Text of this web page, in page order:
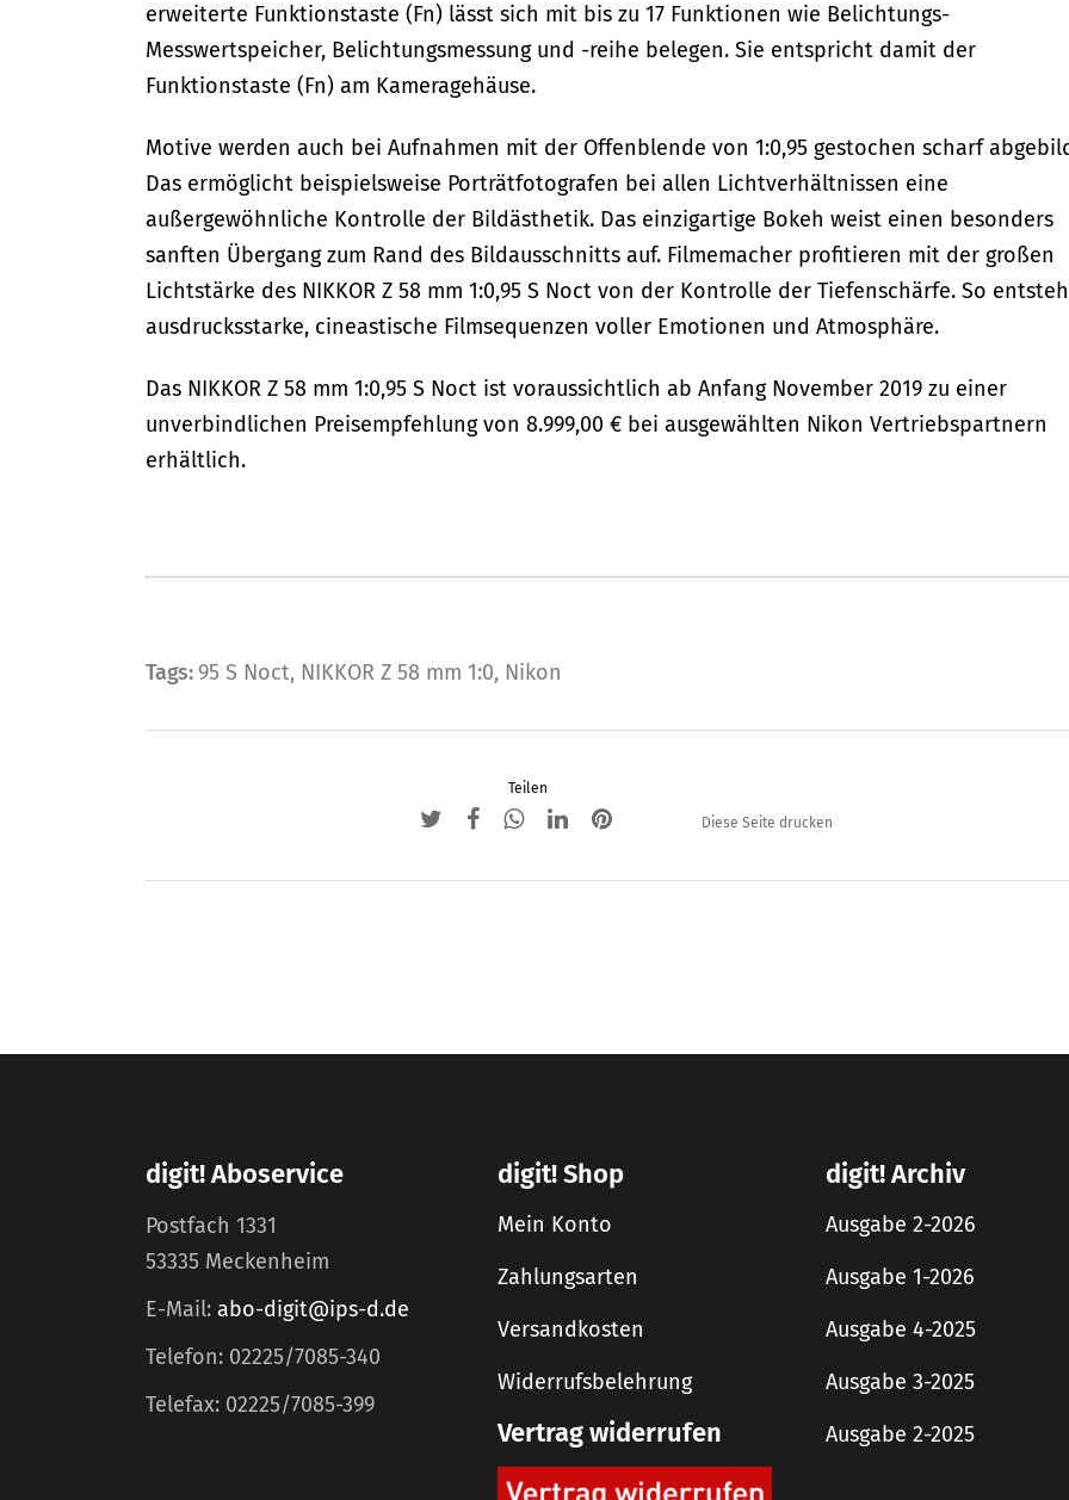
erweiterte Funktionstaste (Fn) lässt sich mit bis zu 17 Funktionen wie Belichtungs-
Messwertspeicher, Belichtungsmessung und -reihe belegen. Sie entspricht damit der
Funktionstaste (Fn) am Kameragehäuse.
Motive werden auch bei Aufnahmen mit der Offenblende von 1:0,95 gestochen scharf
Das ermöglicht beispielsweise Porträtfotografen bei allen Lichtverhältnissen eine
außergewöhnliche Kontrolle der Bildästhetik. Das einzigartige Bokeh weist einen besonders
sanften Übergang zum Rand des Bildausschnitts auf. Filmemacher profitieren mit der großen
Lichtstärke des NIKKOR Z 58 mm 1:0,95 S Noct von der Kontrolle der Tiefenschärfe. So
ausdrucksstarke, cineastische Filmsequenzen voller Emotionen und Atmosphäre.
Das NIKKOR Z 58 mm 1:0,95 S Noct ist voraussichtlich ab Anfang November 2019 zu einer
unverbindlichen Preisempfehlung von 8.999,00 € bei ausgewählten Nikon Vertriebspartnern
erhältlich.
Tags: 95 S Noct, NIKKOR Z 58 mm 1:0, Nikon
Teilen
Diese Seite drucken
digit! Aboservice
Postfach 1331
53335 Meckenheim
E-Mail: abo-digit@ips-d.de
Telefon: 02225/7085-340
Telefax: 02225/7085-399
digit! Shop
Mein Konto
Zahlungsarten
Versandkosten
Widerrufsbelehrung
Vertrag widerrufen
digit! Archiv
Ausgabe 2-2026
Ausgabe 1-2026
Ausgabe 4-2025
Ausgabe 3-2025
Ausgabe 2-2025